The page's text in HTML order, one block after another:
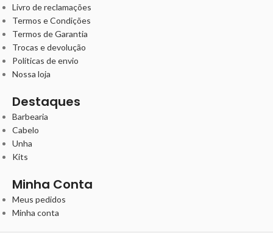
Livro de reclamações
Termos e Condições
Termos de Garantia
Trocas e devolução
Políticas de envio
Nossa loja
Destaques
Barbearia
Cabelo
Unha
Kits
Minha Conta
Meus pedidos
Minha conta